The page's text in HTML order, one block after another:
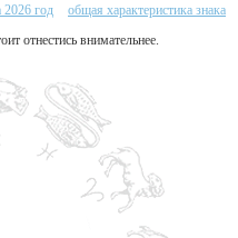
2026 год
общая характеристика знака
отнестись внимательнее.